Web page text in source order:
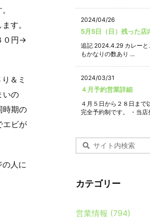
す。
０円→
＆ミ
いの
時期の
エビが
人に
2024/04/26
5月5日（日）残った店
追記 2024.4.29 カレー
もかなりの数あり ...
2024/03/31
４月予約営業詳細
４月５日から２８日まで
完全予約制です。 ・当店
カテゴリー
営業情報 (794)